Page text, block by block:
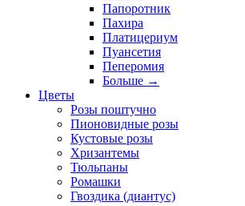
Папоротник
Пахира
Платицериум
Пуансетия
Пеперомия
Больше →
Цветы
Розы поштучно
Пионовидные розы
Кустовые розы
Хризантемы
Тюльпаны
Ромашки
Гвоздика (диантус)